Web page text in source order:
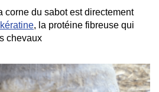
corne du sabot est directement
, la protéine fibreuse qui
chevaux